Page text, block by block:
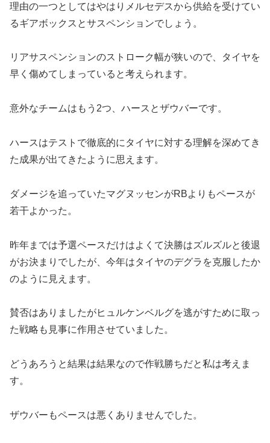
理由の一つとしてはやはりメルセデスから供給を受けてい
るギアボックスとサスペンションでしょう。
リアサスペンションのストローク幅が狭いので、タイヤを
早く傷めてしまっていると考えられます。
意外なチームはもう2つ、ハースとザウバーです。
ハースはテストで徹底的にタイヤに対する理解を深めてき
た成果が出てきたように思えます。
ダメージを追っていたマグヌッセンがRBよりもペースが
若干よかった。
昨年までは予選ペースだけはよくて決勝はズルズルと後退
がお決まりでしたが、今年はタイヤのデグラを克服したか
のように見えます。
賛否はありましたがヒュルケンベルグを逃がすために取っ
た戦略も見事に作用させていました。
どうあろうと結果は結果なので作戦勝ちだと私は考えま
す。
ザウバーもペースは悪くありませんでした。